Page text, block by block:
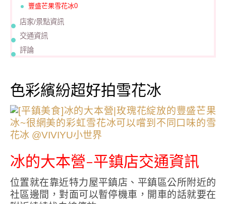
豐盛芒果雪花冰0
店家/景點資訊
交通資訊
評論
色彩繽紛超好拍雪花冰
冰的大本營-平鎮店交通資訊
位置就在靠近特力屋平鎮店、平鎮區公所附近的
社區邊間，對面可以暫停機車，開車的話就要在